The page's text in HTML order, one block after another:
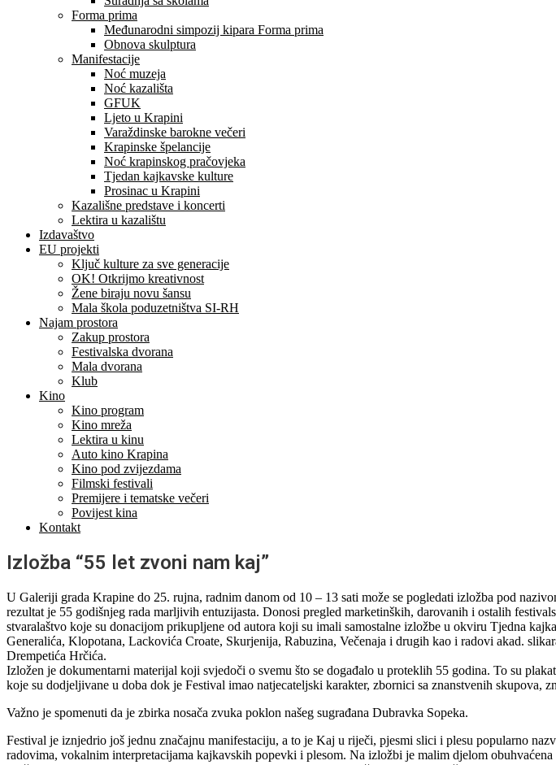
Forma prima
Međunarodni simpozij kipara Forma prima
Obnova skulptura
Manifestacije
Noć muzeja
Noć kazališta
GFUK
Ljeto u Krapini
Varaždinske barokne večeri
Krapinske špelancije
Noć krapinskog pračovjeka
Tjedan kajkavske kulture
Prosinac u Krapini
Kazališne predstave i koncerti
Lektira u kazalištu
Izdavaštvo
EU projekti
Ključ kulture za sve generacije
OK! Otkrijmo kreativnost
Žene biraju novu šansu
Mala škola poduzetništva SI-RH
Najam prostora
Zakup prostora
Festivalska dvorana
Mala dvorana
Klub
Kino
Kino program
Kino mreža
Lektira u kinu
Auto kino Krapina
Kino pod zvijezdama
Filmski festivali
Premijere i tematske večeri
Povijest kina
Kontakt
Izložba “55 let zvoni nam kaj”
U Galeriji grada Krapine do 25. rujna, radnim danom od 10 – 13 sati može se pogledati izložba pod
rezultat je 55 godišnjeg rada marljivih entuzijasta. Donosi pregled marketinških, darovanih i ostalih
stvaralaštvo koje su donacijom prikupljene od autora koji su imali samostalne izložbe u okviru Tjedna
Generalića, Klopotana, Lackovića Croate, Skurjenija, Rabuzina, Večenaja i drugih kao i radovi akad.
Drempetića Hrčića.
Izložen je dokumentarni materijal koji svjedoči o svemu što se događalo u proteklih 55 godina. To su
koje su dodjeljivane u doba dok je Festival imao natjecateljski karakter, zbornici sa znanstvenih skupova,
Važno je spomenuti da je zbirka nosača zvuka poklon našeg sugrađana Dubravka Sopeka.
Festival je iznjedrio još jednu značajnu manifestaciju, a to je Kaj u riječi, pjesmi slici i plesu popularno
radovima, vokalnim interpretacijama kajkavskih popevki i plesom. Na izložbi je malim djelom